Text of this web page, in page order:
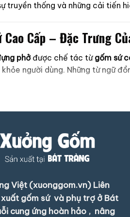
truyền thống và những cải tiến
Cao Cấp – Đặc Trưng
phở được chế tác từ gốm sứ
người dùng. Những từ ngữ
men bóng mịn và màu sắc tinh
thẩm mỹlẫn chất lượng cao
Và Tinh Xảo – Sự Đa
chất liệu,bát tô đựng phở từ Bát
Việt (xuonggom.vn) Liên
gốm sứ và phụ trợ ở Bát
cung ứng hoàn hảo , nâng